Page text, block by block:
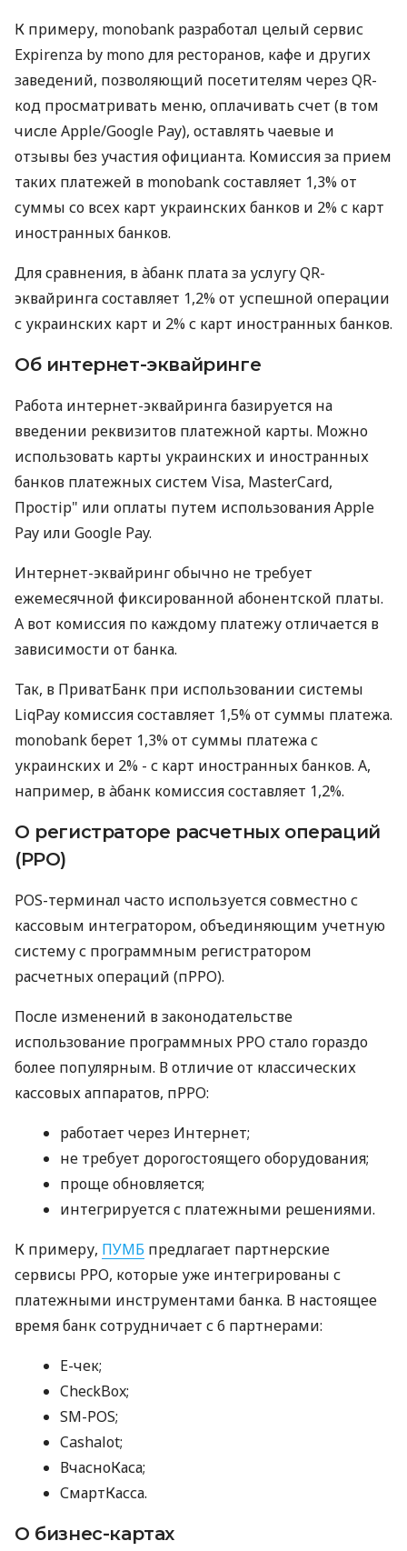
К примеру, monobank разработал целый сервис
Expirenza by mono для ресторанов, кафе и других
заведений, позволяющий посетителям через QR-
код просматривать меню, оплачивать счет (в том
числе Apple/Google Pay), оставлять чаевые и
отзывы без участия официанта. Комиссия за прием
таких платежей в monobank составляет 1,3% от
суммы со всех карт украинских банков и 2% с карт
иностранных банков.
Для сравнения, в àбанк плата за услугу QR-
эквайринга составляет 1,2% от успешной операции
с украинских карт и 2% с карт иностранных банков.
Об интернет-эквайринге
Работа интернет-эквайринга базируется на
введении реквизитов платежной карты. Можно
использовать карты украинских и иностранных
банков платежных систем Visa, MasterCard,
Простір" или оплаты путем использования Apple
Pay или Google Pay.
Интернет-эквайринг обычно не требует
ежемесячной фиксированной абонентской платы.
А вот комиссия по каждому платежу отличается в
зависимости от банка.
Так, в ПриватБанк при использовании системы
LiqPay комиссия составляет 1,5% от суммы платежа.
monobank берет 1,3% от суммы платежа с
украинских и 2% - с карт иностранных банков. А,
например, в àбанк комиссия составляет 1,2%.
О регистраторе расчетных операций
(РРО)
POS-терминал часто используется совместно с
кассовым интегратором, объединяющим учетную
систему с программным регистратором
расчетных операций (пРРО).
После изменений в законодательстве
использование программных РРО стало гораздо
более популярным. В отличие от классических
кассовых аппаратов, пРРО:
работает через Интернет;
не требует дорогостоящего оборудования;
проще обновляется;
интегрируется с платежными решениями.
К примеру, ПУМБ предлагает партнерские
сервисы РРО, которые уже интегрированы с
платежными инструментами банка. В настоящее
время банк сотрудничает с 6 партнерами:
E-чек;
CheckBox;
SM-POS;
Cashalot;
ВчасноКаса;
СмартКасса.
О бизнес-картах